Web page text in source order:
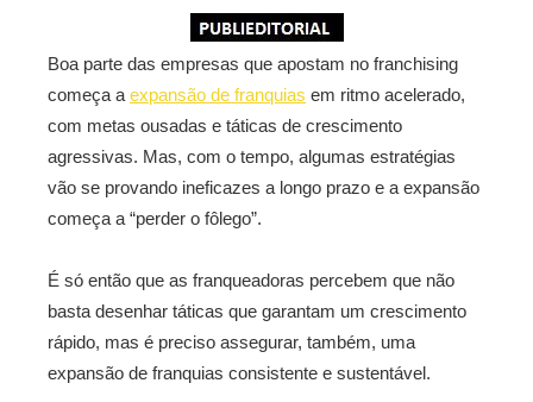
Boa parte das empresas que apostam no franchising
começa a expansão de franquias em ritmo acelerado,
com metas ousadas e táticas de crescimento
agressivas. Mas, com o tempo, algumas estratégias
vão se provando ineficazes a longo prazo e a expansão
começa a “perder o fôlego”.
É só então que as franqueadoras percebem que não
basta desenhar táticas que garantam um crescimento
rápido, mas é preciso assegurar, também, uma
expansão de franquias consistente e sustentável.